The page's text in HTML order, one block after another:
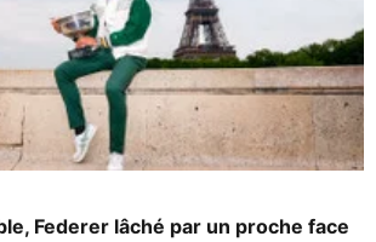
Federer lâché par un proche face